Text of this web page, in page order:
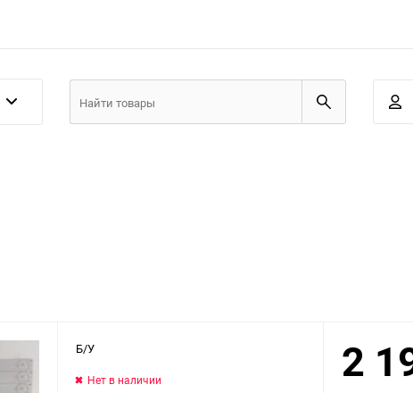
Б/У
Нет в наличии 2